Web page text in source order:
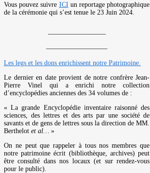
Vous pouvez suivre ICI un reportage photographique
de la cérémonie qui s’est tenue le 23 Juin 2024.
————————–
—————————
Les legs et les dons enrichissent notre Patrimoine.
Le dernier en date provient de notre confrère Jean-
Pierre Vinel qui a enrichi notre collection
d’encyclopédies anciennes des 34 volumes de :
« La grande Encyclopédie inventaire raisonné des
sciences, des lettres et des arts par une société de
savants et de gens de lettres sous la direction de MM.
Berthelot et al…
»
On ne peut que rappeler à tous nos membres que
notre patrimoine écrit (bibliothèque, archives) peut
être consulté dans nos locaux (et sur rendez-vous
pour le public).